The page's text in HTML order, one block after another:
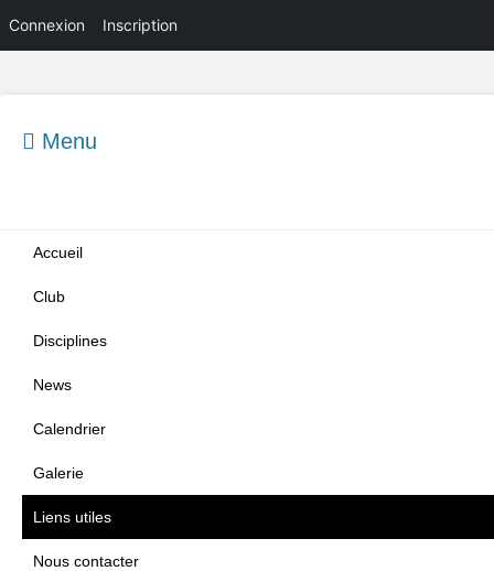
Connexion Inscription
Menu
Menu principal
contenu
Accueil
Club
Disciplines
News
Calendrier
Galerie
Liens utiles
Nous contacter